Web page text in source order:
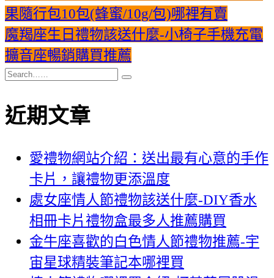
果隨行包10包(蜂蜜/10g/包)哪裡有賣
魔羯座生日禮物該送什麼-小椅子手機充電
擴音座暢銷購買推薦
近期文章
愛禮物網站介紹：送出最有心意的手作
卡片，讓禮物更添溫度
處女座情人節禮物該送什麼-DIY香水
相冊卡片禮物盒最多人推薦購買
金牛座喜歡的白色情人節禮物推薦-宇
宙星球精裝筆記本哪裡買